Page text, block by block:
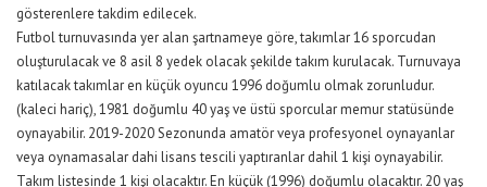
gösterenlere takdim edilecek.
Futbol turnuvasında yer alan şartnameye göre, takımlar 16 sporcudan
oluşturulacak ve 8 asil 8 yedek olacak şekilde takım kurulacak. Turnuvaya
katılacak takımlar en küçük oyuncu 1996 doğumlu olmak zorunludur.
(kaleci hariç), 1981 doğumlu 40 yaş ve üstü sporcular memur statüsünde
oynayabilir. 2019-2020 Sezonunda amatör veya profesyonel oynayanlar
veya oynamasalar dahi lisans tescili yaptıranlar dahil 1 kişi oynayabilir.
Takım listesinde 1 kişi olacaktır. En küçük (1996) doğumlu olacaktır. 20 yaş